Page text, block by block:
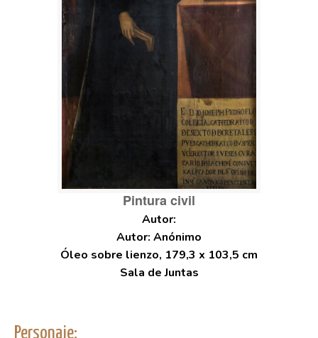
Pintura civil
Autor: Anónimo
Óleo sobre lienzo, 179,3 x 103,5 cm
Sala de Juntas
Personaje: